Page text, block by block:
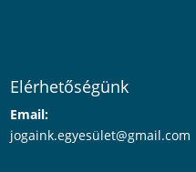
Elérhetőségünk
Email:
jogaink.egyesület@gmail.com